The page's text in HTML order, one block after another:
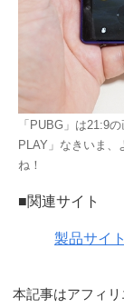
「PUBG」は21:9
PLAY」なきいま
ね！
■関連サイト
製品サイト
本記事はアフィ